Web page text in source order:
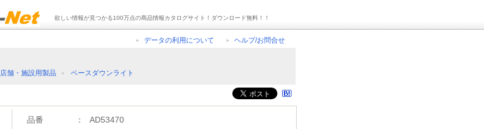
欲しい情報が見つかる100万点の商品情報カタログサイト！ダウンロード無料！！
データの利用について ヘルプ/お問合せ
店舗・施設用製品 ベースダウンライト
品番 ：
AD53470